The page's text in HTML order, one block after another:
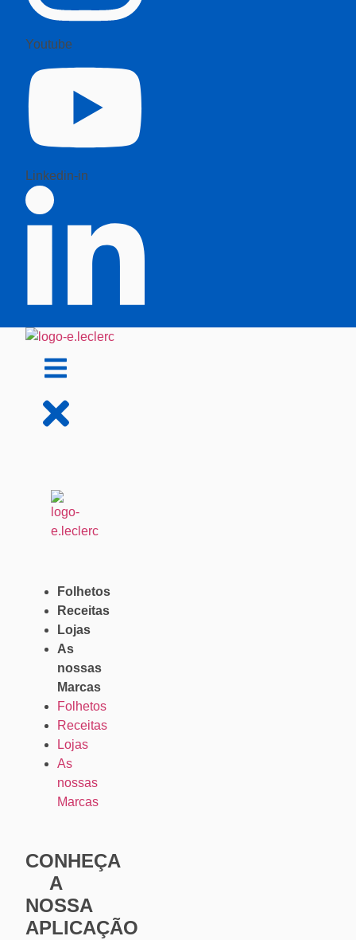
Youtube
Linkedin-in
Folhetos
Receitas
Lojas
As
nossas
Marcas
Folhetos
Receitas
Lojas
As
nossas
Marcas
CONHEÇA
A
NOSSA
APLICAÇÃO